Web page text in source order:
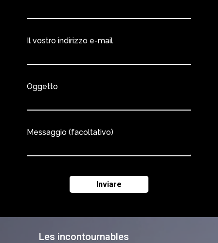
Les incontournables
Il vostro indirizzo e-mail
Oggetto
Messaggio (facoltativo)